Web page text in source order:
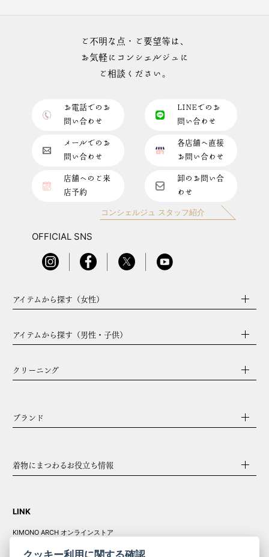
ご不明な点・ご要望等は、
お気軽にコンシェルジュに
ご相談ください。
お電話でのお
問い合わせ
LINEでのお
問い合わせ
メールでのお
問い合わせ
各店舗へ直接
お問い合わせ
店舗へのご来
店予約
卸のお問い合
わせ
コンシェルジュ スタッフ紹介
OFFICIAL SNS
アイテムから探す（女性）
アイテムから探す（男性・子供）
クリーニング
ブランド
着物にまつわるお役立ち情報
LINK
KIMONO ARCH オンラインストア
クッキー利用に関する確認